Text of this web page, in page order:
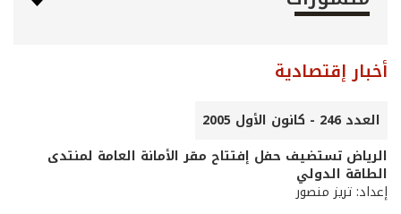
أخبار إقتصادية
العدد 246 - كانون الأول 2005
الرياض تستضيف حفل إفتتاح مقر الأمانة العامة لمنتدى
الطاقة الدولي
إعداد: تريز منصور